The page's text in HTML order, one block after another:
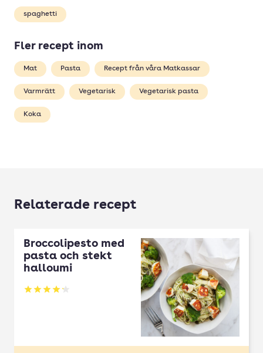
spaghetti
Fler recept inom
Mat Pasta Recept från våra Matkassar
Varmrätt Vegetarisk Vegetarisk pasta
Koka
Relaterade recept
Broccolipesto med
pasta och stekt
halloumi
Betyg: 4.23 av 5